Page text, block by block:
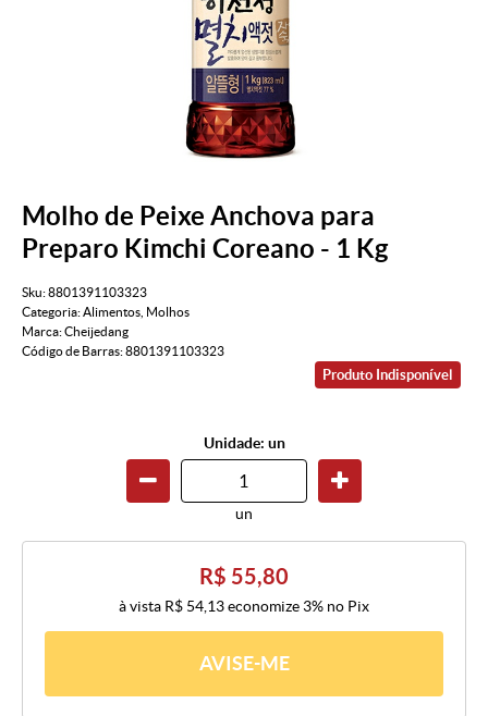
Molho de Peixe Anchova para
Preparo Kimchi Coreano - 1 Kg
Sku:8801391103323
Categoria:Alimentos Molhos
Marca:Cheijedang
Código de Barras:8801391103323
Produto Indisponível
Unidade: un
un
R$ 55,80
à vista R$ 54,13economize 3% no Pix
AVISE-ME